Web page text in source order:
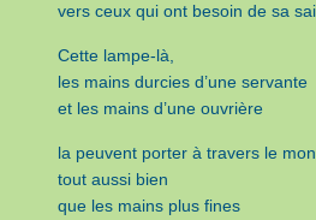
vers ceux qui ont besoin de sa
Cette lampe-là,
les mains durcies d’une servante
et les mains d’une ouvrière
la peuvent porter à travers le
tout aussi bien
que les mains plus fines